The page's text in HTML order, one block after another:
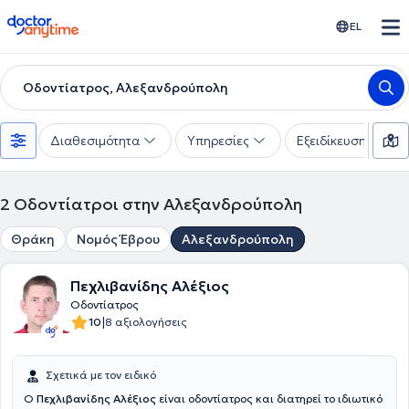
doctoranytime EL
Οδοντίατρος, Αλεξανδρούπολη
Διαθεσιμότητα Υπηρεσίες Εξειδίκευση
2 Οδοντίατροι στην Αλεξανδρούπολη
Θράκη Νομός Έβρου Αλεξανδρούπολη
Πεχλιβανίδης Αλέξιος
Οδοντίατρος
10|8 αξιολογήσεις
Σχετικά με τον ειδικό
O Πεχλιβανίδης Αλέξιος είναι οδοντίατρος και διατηρεί το ιδιωτικό